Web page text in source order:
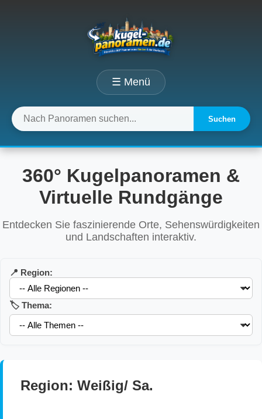
☰ Menü
Suchen
360° Kugelpanoramen &
Virtuelle Rundgänge
Entdecken Sie faszinierende Orte, Sehenswürdigkeiten
und Landschaften interaktiv.
📍 Region:
🏷️ Thema:
Region: Weißig/ Sa.